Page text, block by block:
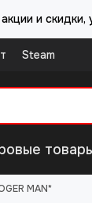
и скидки,
Steam
MAN*